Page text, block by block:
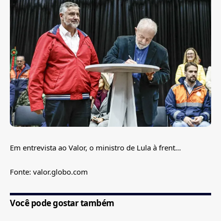
Em entrevista ao Valor, o ministro de Lula à frent…
Fonte: valor.globo.com
Você pode gostar também